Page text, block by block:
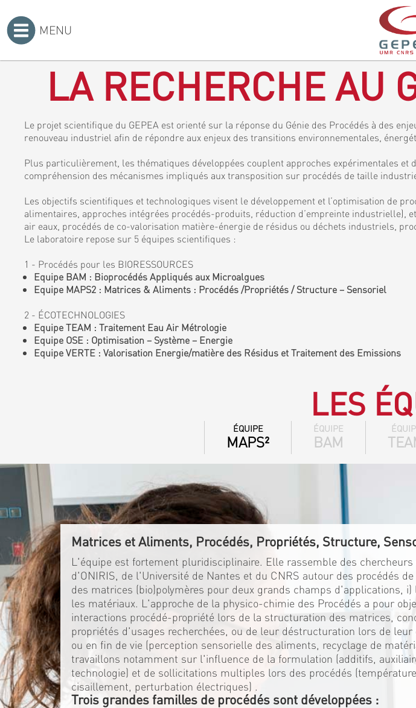
MENU
LA RECHERCHE AU
Le projet scientifique du GEPEA est orienté sur la réponse du Génie des Procédés à des
renouveau industriel afin de répondre aux enjeux des transitions environnementales,
Plus particulièrement, les thématiques développées couplent approches expérimentales
compréhension des mécanismes impliqués aux transposition sur procédés de taille
Les objectifs scientifiques et technologiques visent le développement et l’optimisation de
alimentaires, approches intégrées procédés-produits, réduction d’empreinte industrielle),
air eaux, procédés de co-valorisation matière-énergie de résidus ou déchets industriels,
Le laboratoire repose sur 5 équipes scientifiques :
1 - Procédés pour les BIORESSOURCES
Equipe BAM : Bioprocédés Appliqués aux Microalgues
Equipe MAPS2 : Matrices & Aliments : Procédés /Propriétés / Structure – Sensoriel
2 - ÉCOTECHNOLOGIES
Equipe TEAM : Traitement Eau Air Métrologie
Equipe OSE : Optimisation – Système – Energie
Equipe VERTE : Valorisation Energie/matière des Résidus et Traitement des Emissions
LES
ÉQUIPE
MAPS²
ÉQUIPE
BAM
Matrices et Aliments, Procédés, Propriétés, Structure,
L'équipe est fortement pluridisciplinaire. Elle rassemble des chercheurs
d'ONIRIS, de l'Université de Nantes et du CNRS autour des procédés
des matrices (bio)polymères pour deux grands champs d'applications,
les matériaux. L'approche de la physico-chimie des Procédés a pour
interactions procédé-propriété lors de la structuration des matrices,
propriétés d'usages recherchées, ou de leur déstructuration lors de leur
ou en fin de vie (perception sensorielle des aliments, recyclage de
travaillons notamment sur l'influence de la formulation (additifs,
technologie) et de sollicitations multiples lors des procédés
cisaillement, perturbation électriques) .
Trois grandes familles de procédés sont développées :